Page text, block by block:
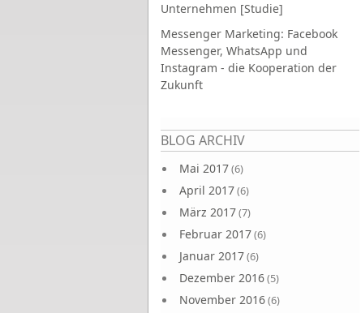
Unternehmen [Studie]
Messenger Marketing: Facebook
Messenger, WhatsApp und
Instagram - die Kooperation der
Zukunft
BLOG ARCHIV
Mai 2017(6)
April 2017(6)
März 2017(7)
Februar 2017(6)
Januar 2017(6)
Dezember 2016(5)
November 2016(6)
Seiten